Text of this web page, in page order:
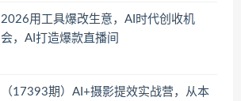
2026用工具爆改生意，AI时代创收机
会，AI打造爆款直播间
（17393期）AI+摄影提效实战营，从本